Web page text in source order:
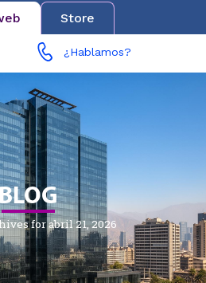
Store
¿Hablamos?
for abril 21, 2026